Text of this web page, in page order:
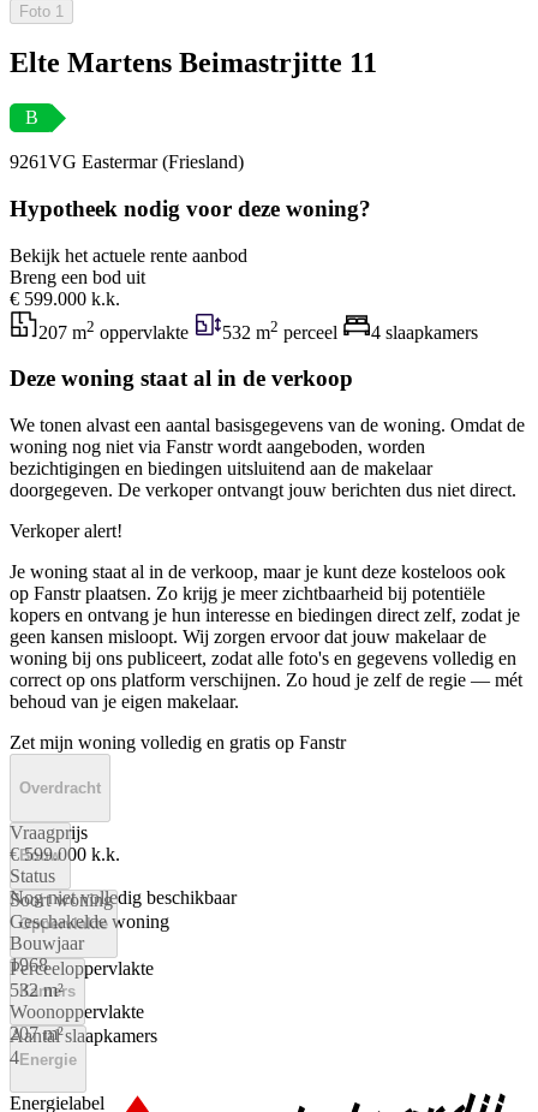
Foto 1
Elte Martens Beimastrjitte 11
B
9261VG Eastermar (Friesland)
Hypotheek nodig voor deze woning?
Bekijk het actuele rente aanbod
Breng een bod uit
€ 599.000 k.k.
207 m2 oppervlakte 532 m2 perceel 4 slaapkamers
Deze woning staat al in de verkoop
We tonen alvast een aantal basisgegevens van de woning. Omdat de
woning nog niet via Fanstr wordt aangeboden, worden
bezichtigingen en biedingen uitsluitend aan de makelaar
doorgegeven. De verkoper ontvangt jouw berichten dus niet direct.
Verkoper alert!
Je woning staat al in de verkoop, maar je kunt deze kosteloos ook
op Fanstr plaatsen. Zo krijg je meer zichtbaarheid bij potentiële
kopers en ontvang je hun interesse en biedingen direct zelf, zodat je
geen kansen misloopt. Wij zorgen ervoor dat jouw makelaar de
woning bij ons publiceert, zodat alle foto's en gegevens volledig en
correct op ons platform verschijnen. Zo houd je zelf de regie — mét
behoud van je eigen makelaar.
Zet mijn woning volledig en gratis op Fanstr
Overdracht
Vraagprijs
€ 599.000 k.k.
Status
Nog niet volledig beschikbaar
Bouw
Soort woning
Geschakelde woning
Bouwjaar
1968
Oppervlakte
Perceeloppervlakte
532 m²
Woonoppervlakte
207 m²
Kamers
Aantal slaapkamers
4Energie
Energielabel